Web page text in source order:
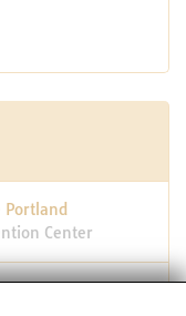
Center